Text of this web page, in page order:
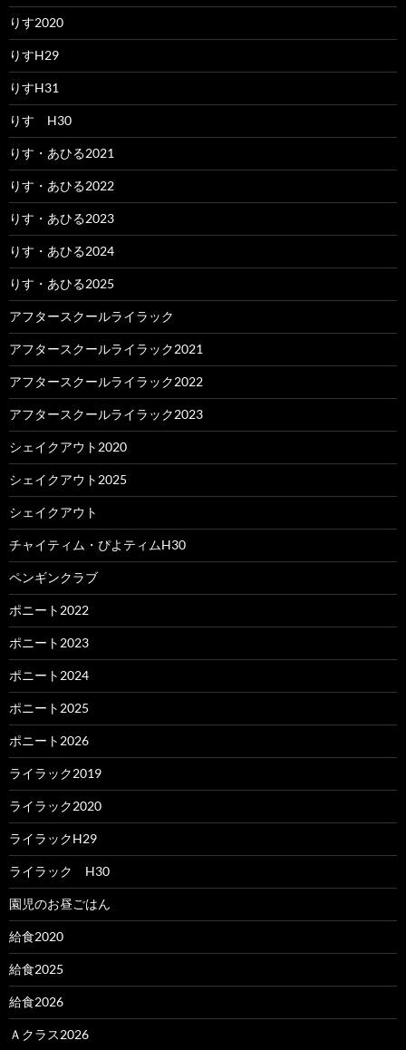
りす2020
りすH29
りすH31
りす H30
りす・あひる2021
りす・あひる2022
りす・あひる2023
りす・あひる2024
りす・あひる2025
アフタースクールライラック
アフタースクールライラック2021
アフタースクールライラック2022
アフタースクールライラック2023
シェイクアウト2020
シェイクアウト2025
シェイクアウト
チャイティム・ぴよティムH30
ペンギンクラブ
ポニート2022
ポニート2023
ポニート2024
ポニート2025
ポニート2026
ライラック2019
ライラック2020
ライラックH29
ライラック H30
園児のお昼ごはん
給食2020
給食2025
給食2026
Ａクラス2026